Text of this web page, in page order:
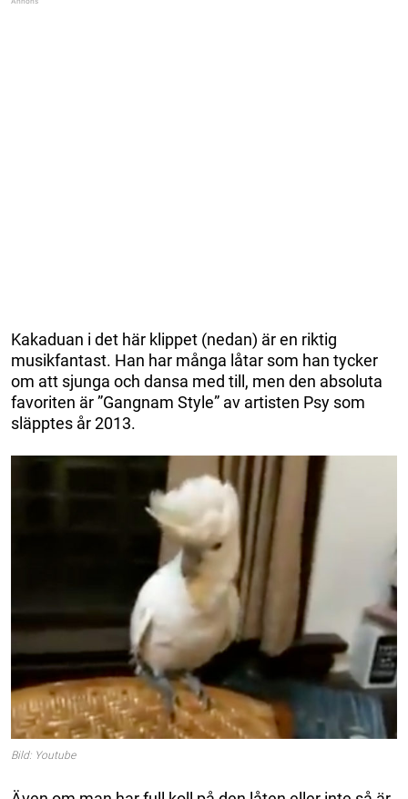
Kakaduan i det här klippet (nedan) är en riktig
musikfantast. Han har många låtar som han tycker
om att sjunga och dansa med till, men den absoluta
favoriten är ”Gangnam Style” av artisten Psy som
släpptes år 2013.
Bild: Youtube